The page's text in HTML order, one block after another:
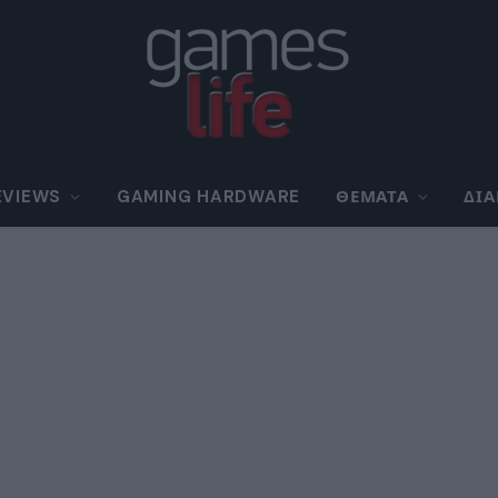
GAMING HARDWARE ΘΈΜΑΤΑ